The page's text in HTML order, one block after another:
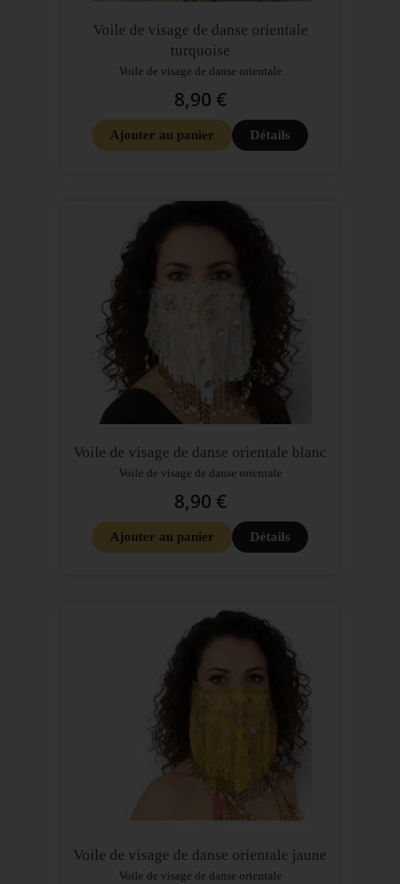
Voile de visage de danse orientale
turquoise
Voile de visage de danse orientale
8,90 €
Ajouter au panier Détails
Voile de visage de danse orientale blanc
Voile de visage de danse orientale
8,90 €
Ajouter au panier Détails
Voile de visage de danse orientale jaune
Voile de visage de danse orientale